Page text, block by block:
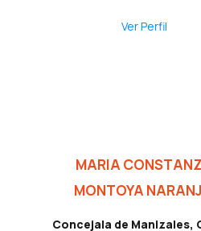
Ver Perfil
MARIA
MONTOYA
Concejala de Manizales,